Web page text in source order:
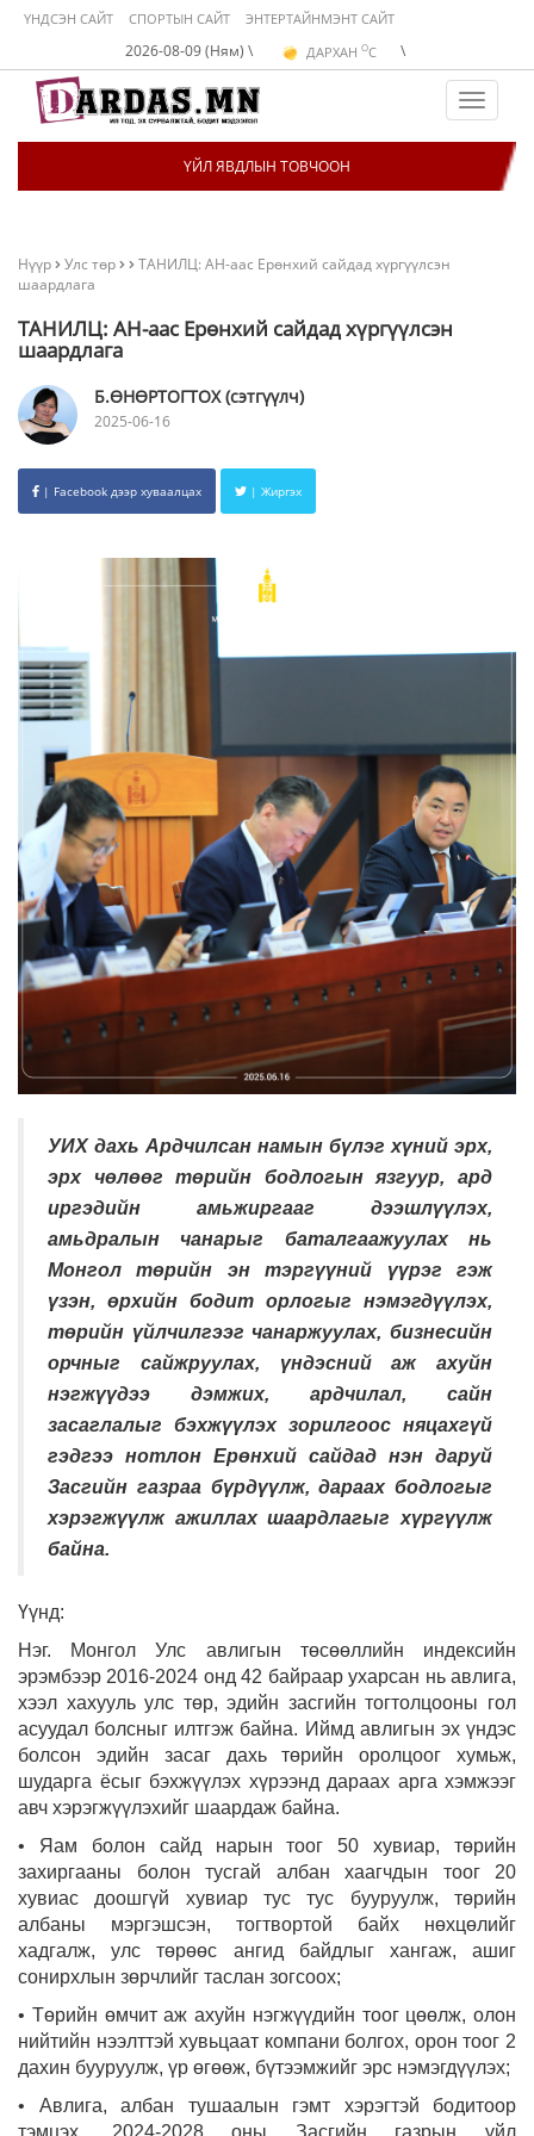
ҮНДСЭН САЙТ СПОРТЫН САЙТ ЭНТЕРТАЙНМЭНТ САЙТ
2026-08-09 (Ням) \ ДАРХАН OC
ЭРДЭНЭТ C
\
Toggle
ҮЙЛ ЯВДЛЫН ТОВЧООН
Нүүр Улс төр
ТАНИЛЦ: АН-аас Ерөнхий сайдад хүргүүлсэн
шаардлага
ТАНИЛЦ: АН-аас Ерөнхий сайдад хүргүүлсэн
шаардлага
Б.ӨНӨРТОГТОХ (сэтгүүлч)
2025-06-16
| Facebook дээр хуваалцах | Жиргэх
УИХ дахь Ардчилсан намын бүлэг хүний эрх,
эрх чөлөөг төрийн бодлогын язгуур, ард
иргэдийн амьжиргааг дээшлүүлэх,
амьдралын чанарыг баталгаажуулах нь
Монгол төрийн эн тэргүүний үүрэг гэж
үзэн, өрхийн бодит орлогыг нэмэгдүүлэх,
төрийн үйлчилгээг чанаржуулах, бизнесийн
орчныг сайжруулах, үндэсний аж ахуйн
нэгжүүдээ дэмжих, ардчилал, сайн
засаглалыг бэхжүүлэх зорилгоос няцахгүй
гэдгээ нотлон Ерөнхий сайдад нэн даруй
Засгийн газраа бүрдүүлж, дараах бодлогыг
хэрэгжүүлж ажиллах шаардлагыг хүргүүлж
байна.
Үүнд:
Нэг. Монгол Улс авлигын төсөөллийн индексийн
эрэмбээр 2016-2024 онд 42 байраар ухарсан нь авлига,
хээл хахууль улс төр, эдийн засгийн тогтолцооны гол
асуудал болсныг илтгэж байна. Иймд авлигын эх үндэс
болсон эдийн засаг дахь төрийн оролцоог хумьж,
шударга ёсыг бэхжүүлэх хүрээнд дараах арга хэмжээг
авч хэрэгжүүлэхийг шаардаж байна.
• Яам болон сайд нарын тоог 50 хувиар, төрийн
захиргааны болон тусгай албан хаагчдын тоог 20
хувиас доошгүй хувиар тус тус бууруулж, төрийн
албаны мэргэшсэн, тогтвортой байх нөхцөлийг
хадгалж, улс төрөөс ангид байдлыг хангаж, ашиг
сонирхлын зөрчлийг таслан зогсоох;
• Төрийн өмчит аж ахуйн нэгжүүдийн тоог цөөлж, олон
нийтийн нээлттэй хувьцаат компани болгох, орон тоог 2
дахин бууруулж, үр өгөөж, бүтээмжийг эрс нэмэгдүүлэх;
• Авлига, албан тушаалын гэмт хэрэгтэй бодитоор
тэмцэх, 2024-2028 оны Засгийн газрын үйл